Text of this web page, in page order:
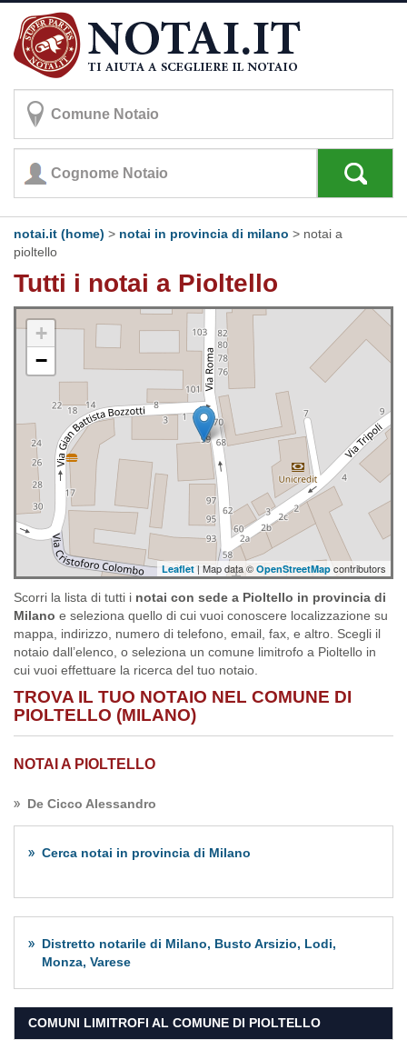
notai.it (home) > notai in provincia di milano > notai a
pioltello
Tutti i notai a Pioltello
+
−
Leaflet| Map data © OpenStreetMap contributors
Scorri la lista di tutti i notai con sede a Pioltello in provincia di
Milano e seleziona quello di cui vuoi conoscere localizzazione su
mappa, indirizzo, numero di telefono, email, fax, e altro. Scegli il
notaio dall’elenco, o seleziona un comune limitrofo a Pioltello in
cui vuoi effettuare la ricerca del tuo notaio.
TROVA IL TUO NOTAIO NEL COMUNE DI
PIOLTELLO (MILANO)
NOTAI A PIOLTELLO
De Cicco Alessandro
Cerca notai in provincia di Milano
Distretto notarile di Milano, Busto Arsizio, Lodi,
Monza, Varese
COMUNI LIMITROFI AL COMUNE DI PIOLTELLO